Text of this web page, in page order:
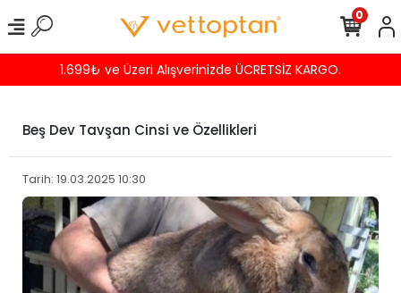
Havalede %4 İNDİRİM
0
Beş Dev Tavşan Cinsi ve Özellikleri
Tarih: 19.03.2025 10:30